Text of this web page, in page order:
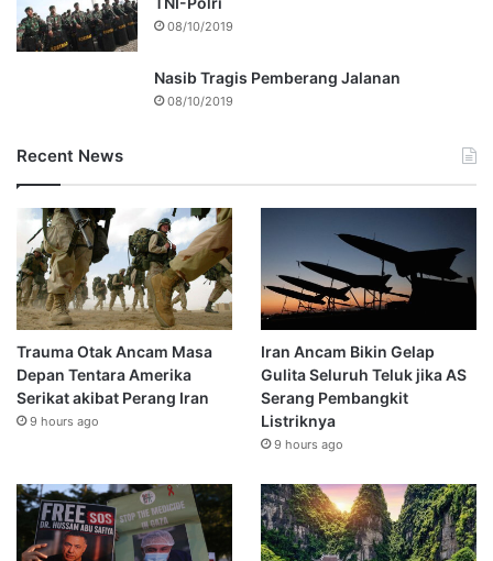
08/10/2019
Nasib Tragis Pemberang Jalanan
08/10/2019
Recent News
Trauma Otak Ancam Masa
Depan Tentara Amerika
Serikat akibat Perang Iran
9 hours ago
Iran Ancam Bikin Gelap
Gulita Seluruh Teluk jika AS
Serang Pembangkit
Listriknya
9 hours ago